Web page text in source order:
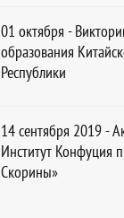
01 октября -
образования
Республики
14 сентября 2019 -
Институт Конфуция
Скорины»